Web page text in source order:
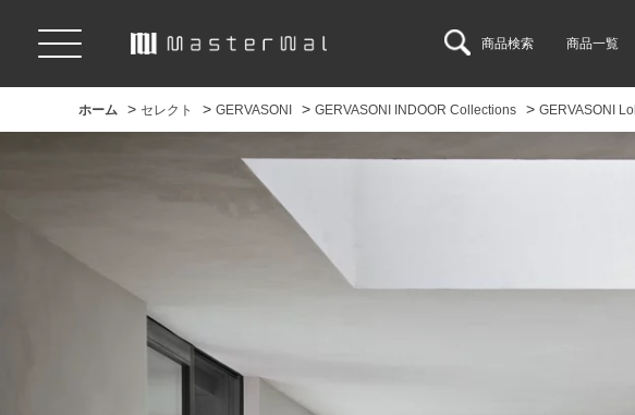
商品検索 商品一覧
ホーム > セレクト > GERVASONI > GERVASONI INDOOR Collections > GERVASONI Loll